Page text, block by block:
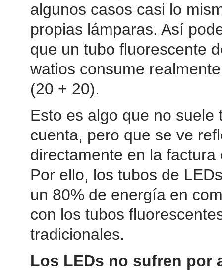
algunos casos casi lo
propias lámparas. Así
que un tubo fluorescente
watios consume
(20 + 20).
Esto es algo que no suele
cuenta, pero que se ve
directamente en la factura
Por ello, los tubos de
un 80% de energía en
con los tubos
tradicionales.
Los LEDs no sufren por